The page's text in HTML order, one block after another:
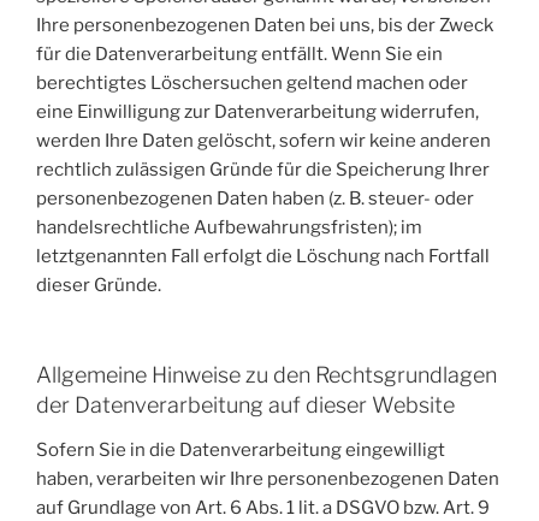
Ihre personenbezogenen Daten bei uns, bis der Zweck
für die Datenverarbeitung entfällt. Wenn Sie ein
berechtigtes Löschersuchen geltend machen oder
eine Einwilligung zur Datenverarbeitung widerrufen,
werden Ihre Daten gelöscht, sofern wir keine anderen
rechtlich zulässigen Gründe für die Speicherung Ihrer
personenbezogenen Daten haben (z. B. steuer- oder
handelsrechtliche Aufbewahrungsfristen); im
letztgenannten Fall erfolgt die Löschung nach Fortfall
dieser Gründe.
Allgemeine Hinweise zu den Rechtsgrundlagen
der Datenverarbeitung auf dieser Website
Sofern Sie in die Datenverarbeitung eingewilligt
haben, verarbeiten wir Ihre personenbezogenen Daten
auf Grundlage von Art. 6 Abs. 1 lit. a DSGVO bzw. Art. 9